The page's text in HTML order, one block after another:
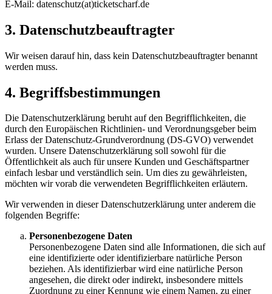
E-Mail: datenschutz(at)ticketscharf.de
3. Datenschutzbeauftragter
Wir weisen darauf hin, dass kein Datenschutzbeauftragter benannt
werden muss.
4. Begriffsbestimmungen
Die Datenschutzerklärung beruht auf den Begrifflichkeiten, die
durch den Europäischen Richtlinien- und Verordnungsgeber beim
Erlass der Datenschutz-Grundverordnung (DS-GVO) verwendet
wurden. Unsere Datenschutzerklärung soll sowohl für die
Öffentlichkeit als auch für unsere Kunden und Geschäftspartner
einfach lesbar und verständlich sein. Um dies zu gewährleisten,
möchten wir vorab die verwendeten Begrifflichkeiten erläutern.
Wir verwenden in dieser Datenschutzerklärung unter anderem die
folgenden Begriffe:
Personenbezogene Daten
Personenbezogene Daten sind alle Informationen, die sich auf
eine identifizierte oder identifizierbare natürliche Person
beziehen. Als identifizierbar wird eine natürliche Person
angesehen, die direkt oder indirekt, insbesondere mittels
Zuordnung zu einer Kennung wie einem Namen, zu einer